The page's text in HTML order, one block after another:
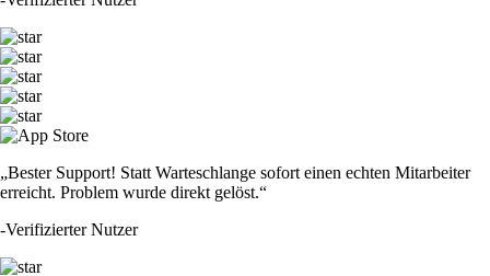
„Bester Support! Statt Warteschlange sofort einen echten Mitarbeiter
erreicht. Problem wurde direkt gelöst.“
-Verifizierter Nutzer